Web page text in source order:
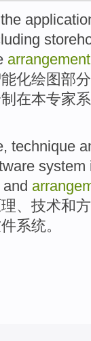
the
arrangement
化绘图 部
在本专家
, technique
system
and
、 技术和
系统。